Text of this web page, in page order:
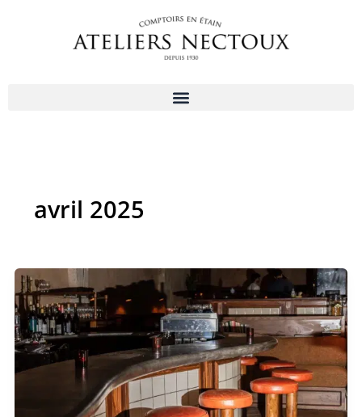
avril 2025